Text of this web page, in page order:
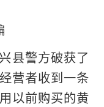
县警方破获了
营者收到一条
以前购买的黄